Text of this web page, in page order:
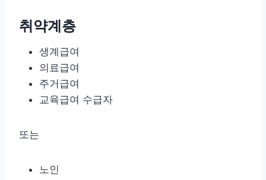
취약계층
생계급여
의료급여
주거급여
교육급여 수급자
또는
노인